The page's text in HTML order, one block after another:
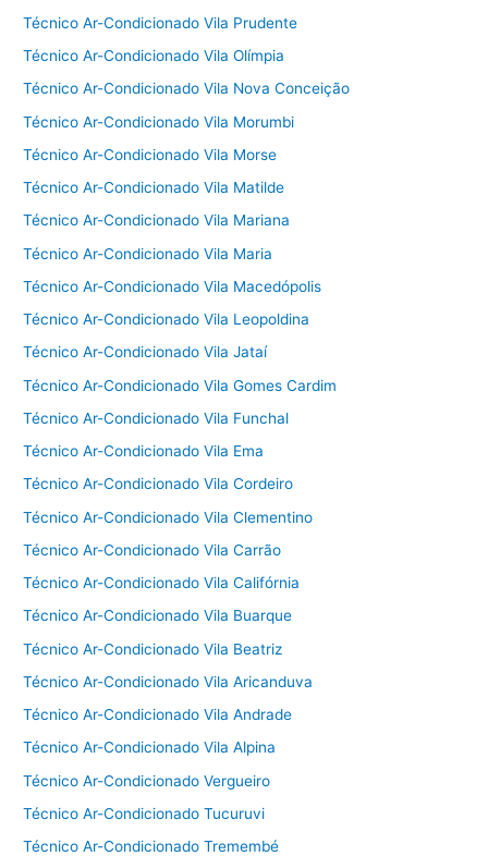
Técnico Ar-Condicionado Vila Prudente
Técnico Ar-Condicionado Vila Olímpia
Técnico Ar-Condicionado Vila Nova Conceição
Técnico Ar-Condicionado Vila Morumbi
Técnico Ar-Condicionado Vila Morse
Técnico Ar-Condicionado Vila Matilde
Técnico Ar-Condicionado Vila Mariana
Técnico Ar-Condicionado Vila Maria
Técnico Ar-Condicionado Vila Macedópolis
Técnico Ar-Condicionado Vila Leopoldina
Técnico Ar-Condicionado Vila Jataí
Técnico Ar-Condicionado Vila Gomes Cardim
Técnico Ar-Condicionado Vila Funchal
Técnico Ar-Condicionado Vila Ema
Técnico Ar-Condicionado Vila Cordeiro
Técnico Ar-Condicionado Vila Clementino
Técnico Ar-Condicionado Vila Carrão
Técnico Ar-Condicionado Vila Califórnia
Técnico Ar-Condicionado Vila Buarque
Técnico Ar-Condicionado Vila Beatriz
Técnico Ar-Condicionado Vila Aricanduva
Técnico Ar-Condicionado Vila Andrade
Técnico Ar-Condicionado Vila Alpina
Técnico Ar-Condicionado Vergueiro
Técnico Ar-Condicionado Tucuruvi
Técnico Ar-Condicionado Tremembé